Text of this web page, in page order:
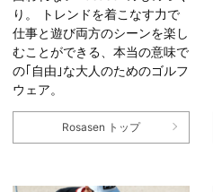
り。 トレンドを着こなす力で
仕事と遊び両方のシーンを楽し
むことができる、本当の意味で
の｢自由｣な大人のためのゴルフ
ウェア。
Rosasen トップ